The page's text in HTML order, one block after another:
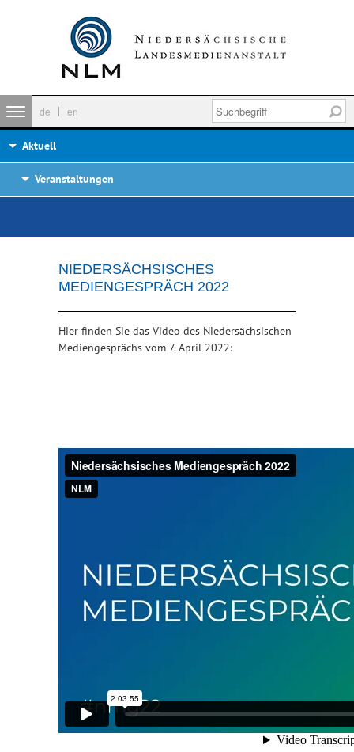
de en
Aktuell
Veranstaltungen
NIEDERSÄCHSISCHES
MEDIENGESPRÄCH 2022
Hier finden Sie das Video des Niedersächsischen
Mediengesprächs vom 7. April 2022: